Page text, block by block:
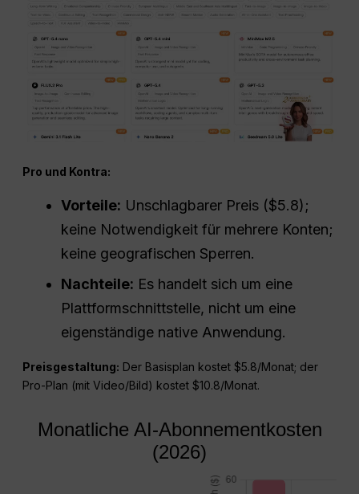
Pro und Kontra:
Vorteile: Unschlagbarer Preis ($5.8);
keine Notwendigkeit für mehrere Konten;
keine geografischen Sperren.
Nachteile: Es handelt sich um eine
Plattformschnittstelle, nicht um eine
eigenständige native Anwendung.
Preisgestaltung: Der Basisplan kostet $5.8/Monat; der
Pro-Plan (mit Video/Bild) kostet $10.8/Monat.
Monatliche AI-Abonnementkosten
(2026)